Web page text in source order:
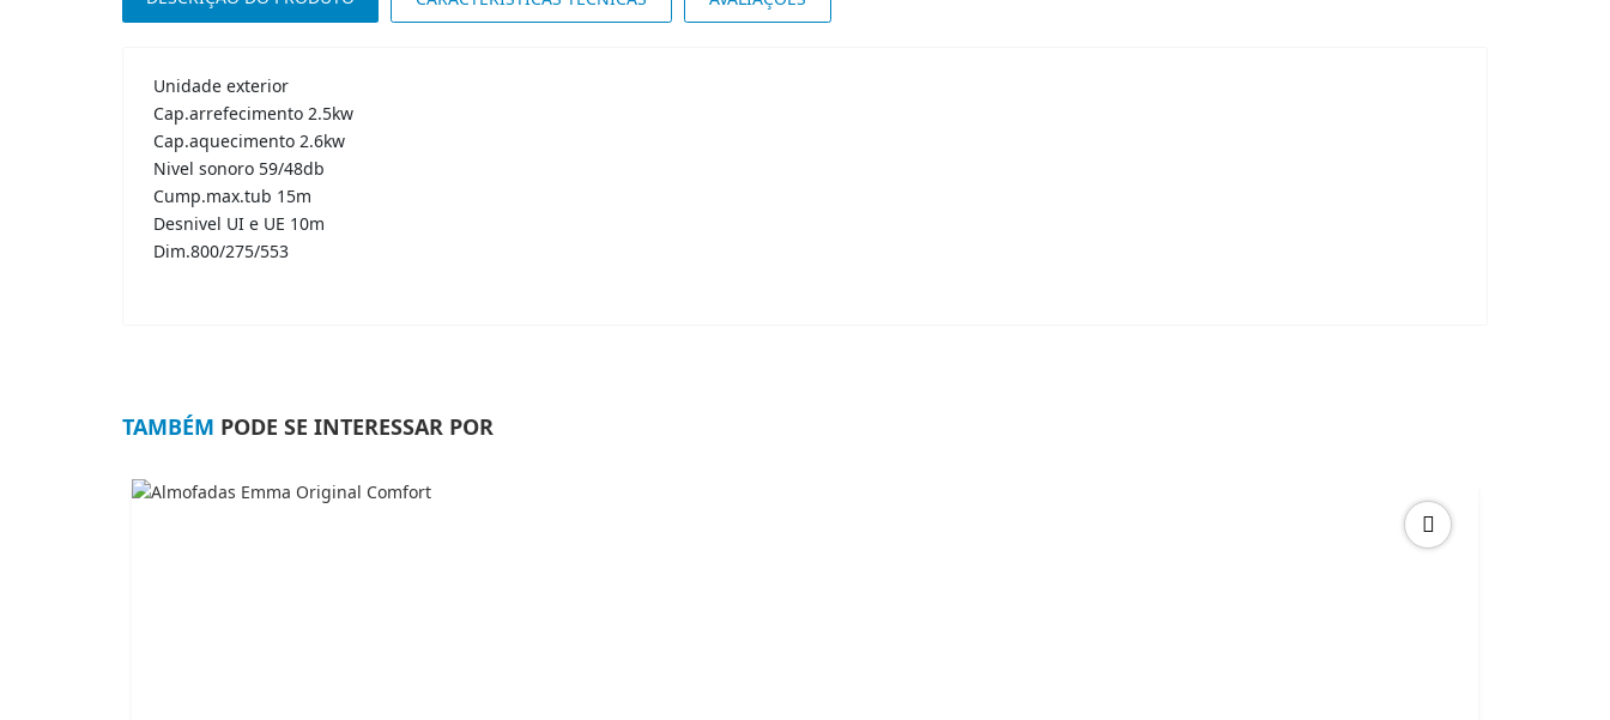
Unidade exterior
Cap.arrefecimento 2.5kw
Cap.aquecimento 2.6kw
Nivel sonoro 59/48db
Cump.max.tub 15m
Desnivel UI e UE 10m
Dim.800/275/553
TAMBÉM PODE SE INTERESSAR POR